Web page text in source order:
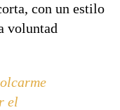
con un estilo
voluntad
el